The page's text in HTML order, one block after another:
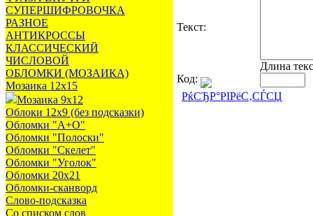
СУПЕРШИФРОВОЧКА
РАЗНОЕ
АНТИКРОССЫ
КЛАССИЧЕСКИЙ
ЧИСЛОВОЙ
ОБЛОМКИ (МОЗАИКА)
Мозаика 12х15
Мозаика 9х12
Облоки 12х9 (без подсказки)
Обломки "А+О"
Обломки "Полоски"
Обломки "Скелет"
Обломки "Уголок"
Обломки 20х21
Обломки-сканворд
Слово-подсказка
Со списком слов
Текст:
Длина
Код:
РќСЂР°РІРёС‚СЃСЏ